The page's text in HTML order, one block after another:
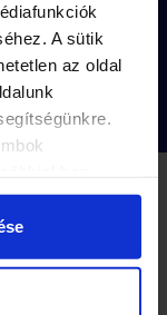
A sütik
az oldal
Adatkezelési
játsszatok
soproni